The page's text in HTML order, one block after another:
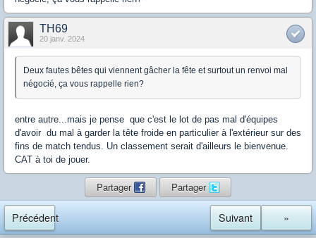
TH69
20 janv. 2024
Deux fautes bêtes qui viennent gâcher la fête et surtout un renvoi mal
négocié, ça vous rappelle rien?
entre autre...mais je pense que c'est le lot de pas mal d'équipes
d'avoir du mal à garder la tête froide en particulier à l'extérieur sur des
fins de match tendus. Un classement serait d'ailleurs le bienvenue.
CAT à toi de jouer.
Partager Partager
Précédent »
Suivant